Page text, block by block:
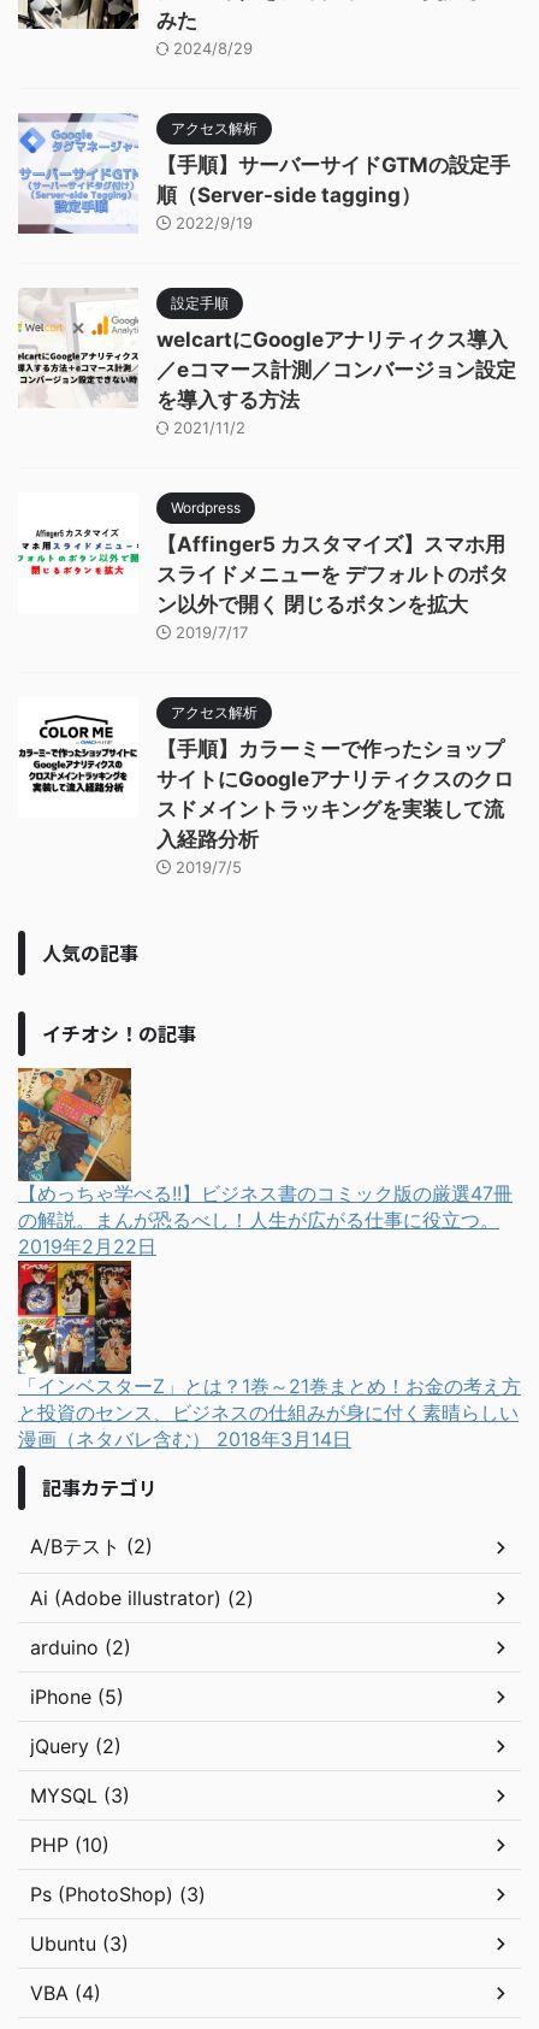
みた
2024/8/29
アクセス解析
【手順】サーバーサイドGTMの設定手
順（Server-side tagging）
2022/9/19
設定手順
welcartにGoogleアナリティクス導入
／eコマース計測／コンバージョン設定
を導入する方法
2021/11/2
Wordpress
【Affinger5 カスタマイズ】スマホ用
スライドメニューを デフォルトのボタ
ン以外で開く 閉じるボタンを拡大
2019/7/17
アクセス解析
【手順】カラーミーで作ったショップ
サイトにGoogleアナリティクスのクロ
スドメイントラッキングを実装して流
入経路分析
2019/7/5
人気の記事
イチオシ！の記事
【めっちゃ学べる!!】ビジネス書のコミック版の厳選47冊
の解説。まんが恐るべし！人生が広がる仕事に役立つ。
2019年2月22日
「インベスターZ」とは？1巻～21巻まとめ！お金の考え方
と投資のセンス、ビジネスの仕組みが身に付く素晴らしい
漫画（ネタバレ含む） 2018年3月14日
記事カテゴリ
A/Bテスト (2)
Ai (Adobe illustrator) (2)
arduino (2)
iPhone (5)
jQuery (2)
MYSQL (3)
PHP (10)
Ps (PhotoShop) (3)
Ubuntu (3)
VBA (4)